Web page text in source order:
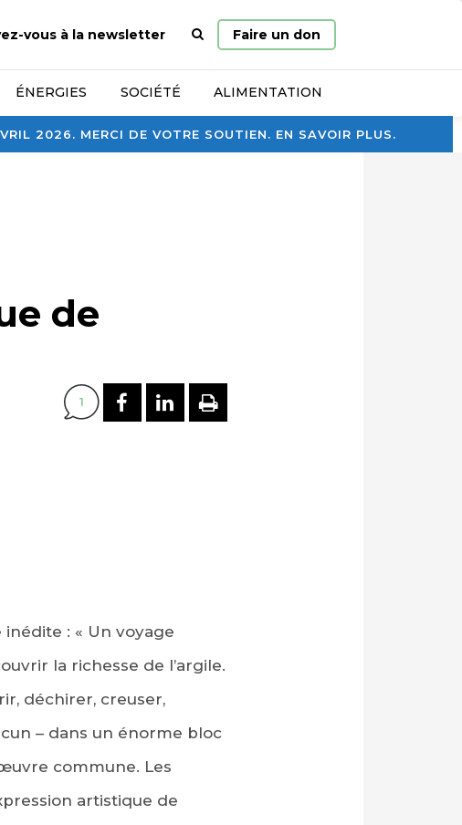
2026. MERCI DE VOTRE SOUTIEN. EN SAVOIR PLUS.
vous à la newsletter
Page
d’accueil
Faire un don
ÉNERGIES SOCIÉTÉ ALIMENTATION
de
1 PARTAGER SUR FACEBOOK
PARTAGER SUR
IMPRIMER
: « Un voyage
la richesse de l’argile.
déchirer, creuser,
– dans un énorme bloc
commune. Les
artistique de